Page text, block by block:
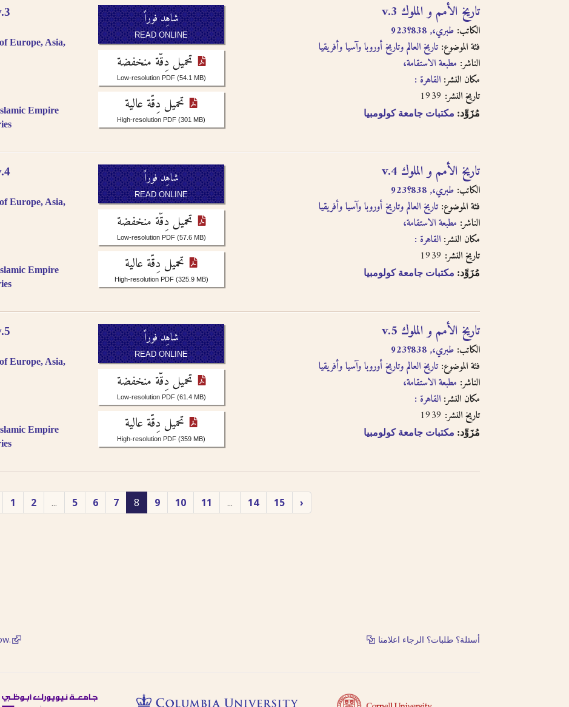
Europe, Asia,
Empire
شاهِد فوراً
READ ONLINE
تحميل دِقّة منخفضة
Low-resolution PDF (54.1 MB)
تحميل دِقّة عالية
High-resolution PDF (301 MB)
تاريخ الأمم و الملوك v.3
الكاتب: طبري،, 838؟923
فئة الموضوع: تاريخ العالم وتاريخ أوروبا وآسيا وأفريقيا
الناشر: مطبعة الاستقامة،
مكان النشر: القاهرة :
تاريخ النشر:
مُزَوِّد: مكتبات جامعة كولومبيا
Europe, Asia,
Empire
شاهِد فوراً
READ ONLINE
تحميل دِقّة منخفضة
Low-resolution PDF (57.6 MB)
تحميل دِقّة عالية
High-resolution PDF (325.9 MB)
تاريخ الأمم و الملوك v.4
الكاتب: طبري،, 838؟923
فئة الموضوع: تاريخ العالم وتاريخ أوروبا وآسيا وأفريقيا
الناشر: مطبعة الاستقامة،
مكان النشر: القاهرة :
تاريخ النشر:
مُزَوِّد: مكتبات جامعة كولومبيا
Europe, Asia,
Empire
شاهِد فوراً
READ ONLINE
تحميل دِقّة منخفضة
Low-resolution PDF (61.4 MB)
تحميل دِقّة عالية
High-resolution PDF (359 MB)
تاريخ الأمم و الملوك v.5
الكاتب: طبري،, 838؟923
فئة الموضوع: تاريخ العالم وتاريخ أوروبا وآسيا وأفريقيا
الناشر: مطبعة الاستقامة،
مكان النشر: القاهرة :
تاريخ النشر:
مُزَوِّد: مكتبات جامعة كولومبيا
1 2 ... 5 6 7 8 9 10 11 ... 14 15 ›
أسئلة؟ طلبات؟ الرجاء اعلامنا